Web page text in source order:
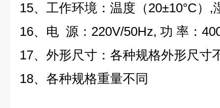
15、工作环境：温度（20±10°C）,
16、电 源：220V/50Hz, 功 率：
17、外形尺寸：各种规格外形尺寸
18、各种规格重量不同